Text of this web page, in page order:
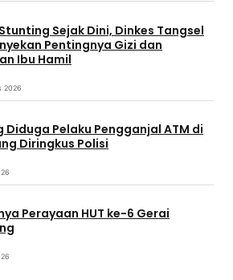
Sejak Dini, Dinkes Tangsel
Pentingnya Gizi dan
Ibu Hamil
2026
Diduga Pelaku Pengganjal ATM di
Diringkus Polisi
Perayaan HUT ke-6 Gerai